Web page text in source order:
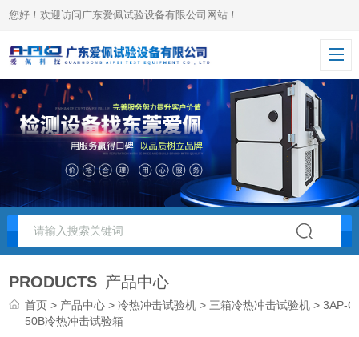
您好！欢迎访问广东爱佩试验设备有限公司网站！
PRODUCTS 产品中心
首页 > 产品中心 >冷热冲击试验机 > 三箱冷热冲击试验机 > 3AP-
50B冷热冲击试验箱